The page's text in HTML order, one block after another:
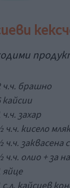
ч.ч. брашно
кайсии
ч.ч. захар
ч.ч. кисело
ч.ч. заквасена
ч.ч. олио + за
яйце
с.л. кайсиев